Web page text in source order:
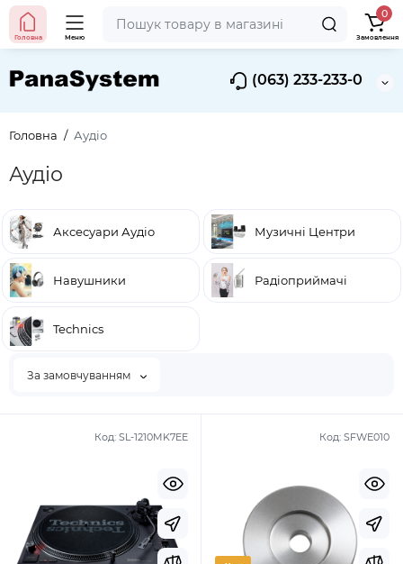
(063) 233-233-0
Головна Меню
0
Замовлення
Головна Аудіо
Аудіо
Аксесуари Аудіо Музичні Центри
Навушники Радіоприймачі
Technics
За замовчуванням
Код: SL-1210MK7EE Код: SFWE010